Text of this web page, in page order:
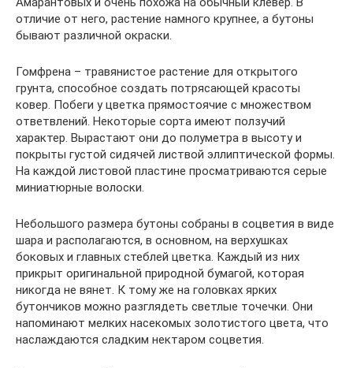
отличие от него, растение намного крупнее, а бутоны
бывают различной окраски.
Гомфрена – травянистое растение для открытого
грунта, способное создать потрясающей красоты
ковер. Побеги у цветка прямостоячие с множеством
ответвлений. Некоторые сорта имеют ползучий
характер. Вырастают они до полуметра в высоту и
покрыты густой сидячей листвой эллиптической формы.
На каждой листовой пластине просматриваются серые
миниатюрные волоски.
Небольшого размера бутоны собраны в соцветия в виде
шара и располагаются, в основном, на верхушках
боковых и главных стеблей цветка. Каждый из них
прикрыт оригинальной природной бумагой, которая
никогда не вянет. К тому же на головках ярких
бутончиков можно разглядеть светлые точечки. Они
напоминают мелких насекомых золотистого цвета, что
наслаждаются сладким нектаром соцветия.